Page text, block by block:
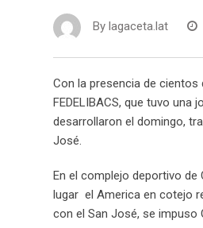
By lagaceta.lat
Con la presencia de
FEDELIBACS, que tuvo
desarrollaron el domingo,
José.
En el complejo deportivo
lugar el America en cotejo
con el San José, se impuso